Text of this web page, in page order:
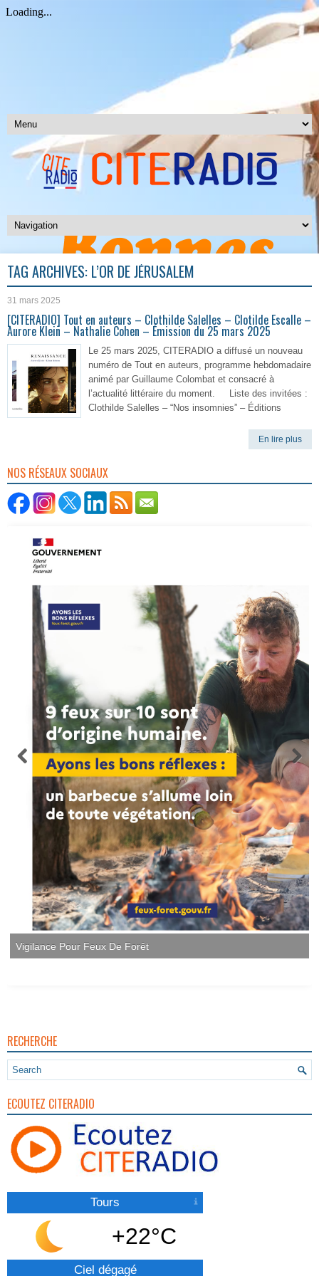
TAG ARCHIVES: L’OR DE JÉRUSALEM
31 mars 2025
[CITERADIO] Tout en auteurs – Clothilde Salelles – Clotilde Escalle –
Aurore Klein – Nathalie Cohen – Émission du 25 mars 2025
Le 25 mars 2025, CITERADIO a diffusé un nouveau
numéro de Tout en auteurs, programme hebdomadaire
animé par Guillaume Colombat et consacré à
l’actualité littéraire du moment. Liste des invitées :
Clothilde Salelles – “Nos insomnies” – Éditions
En lire plus
NOS RÉSEAUX SOCIAUX
Vigilance Pour Feux De Forêt
RECHERCHE
ECOUTEZ CITERADIO
Tours
+22°C
Ciel dégagé